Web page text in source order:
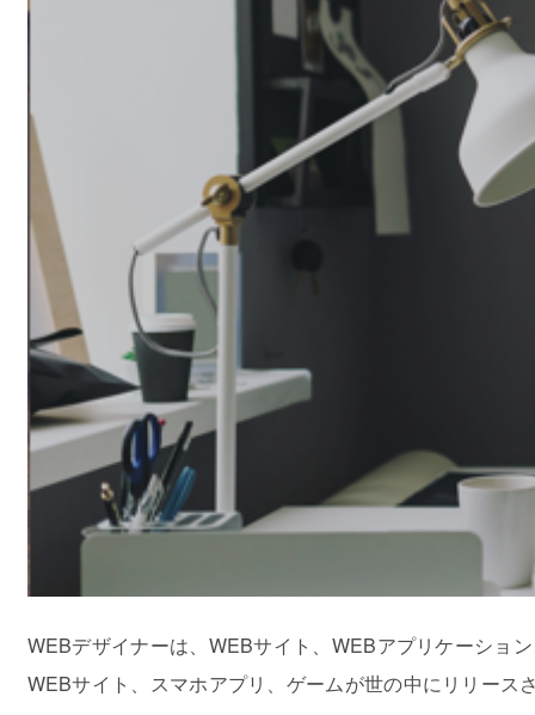
WEBデザイナーは、WEBサイト、WEBアプリケーショ
WEBサイト、スマホアプリ、ゲームが世の中にリリー